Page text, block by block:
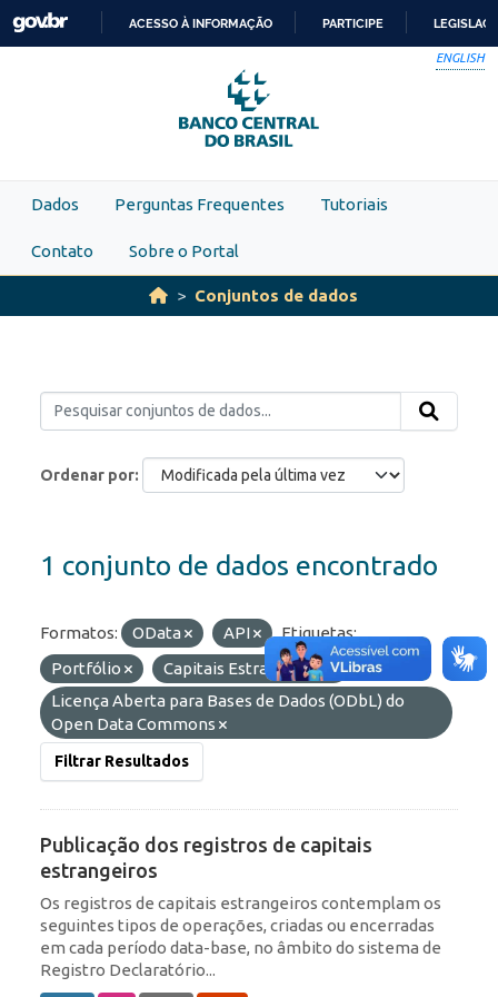
Skip to main content
PARA
O
CONTEÚDO
ACESSO À INFORMAÇÃO PARTICIPE
ENGLISH
Dados Perguntas Frequentes Tutoriais
Contato Sobre o Portal
Conjuntos de dados
Ordenar por
1 conjunto de dados encontrado
Formatos: OData API
Etiquetas:
Portfólio
Capitais Estrangeiros
Licenças:
Licença Aberta para Bases de Dados (ODbL) do
Open Data Commons
Filtrar Resultados
Publicação dos registros de capitais
estrangeiros
Os registros de capitais estrangeiros contemplam os
seguintes tipos de operações, criadas ou encerradas
em cada período data-base, no âmbito do sistema de
Registro Declaratório...